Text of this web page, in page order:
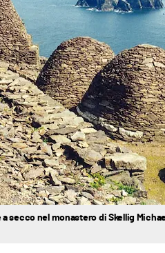
secco nel monastero di Skellig